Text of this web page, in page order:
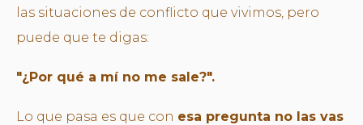
las situaciones de conflicto que vivimos, pero
puede que te digas:
"¿Por qué a mí no me sale?".
Lo que pasa es que con esa pregunta no las vas